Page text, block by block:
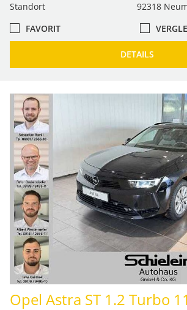
Standort
92318
FAVORIT
DETAILS
Opel Astra ST 1.2 Turbo